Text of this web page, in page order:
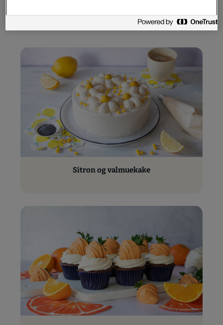
Relaterte oppskrifter
Sitron og valmuekake